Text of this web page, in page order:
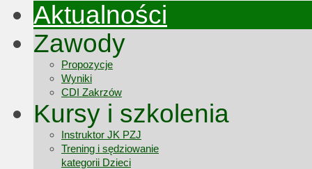
Aktualności
Zawody
Propozycje
Wyniki
CDI Zakrzów
Kursy i szkolenia
Instruktor JK PZJ
Trening i sędziowanie
kategorii Dzieci